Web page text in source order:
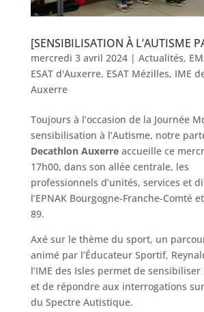
[SENSIBILISATION À L’AUTISME
mercredi 3 avril 2024| Actualités,
ESAT d'Auxerre, ESAT Mézilles, IME
Auxerre
Toujours à l’occasion de la Journée
sensibilisation à l’Autisme, notre
Decathlon Auxerreaccueille ce
17h00, dans son allée centrale, les
professionnels d’unités, services et
l’EPNAK Bourgogne-Franche-Comté
89.
Axé sur le thème du sport, un
animé par l’Éducateur Sportif,
l’IME des Isles permet de
et de répondre aux interrogations
du Spectre Autistique.